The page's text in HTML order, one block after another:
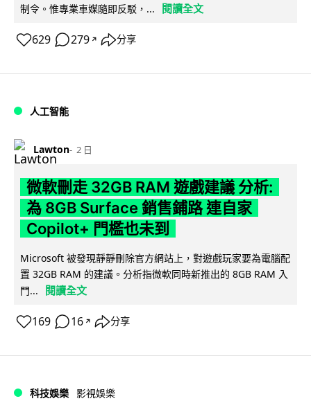
制令。惟專業車媒隨即反駁，...
閱讀全文
629 279 ↗ 分享
人工智能
Lawton 2 日
微軟刪走 32GB RAM 遊戲建議 分析:
為 8GB Surface 銷售鋪路 連自家
Copilot+ 門檻也未到
Microsoft 被發現靜靜刪除官方網站上，對遊戲玩家要為電腦配
置 32GB RAM 的建議。分析指微軟同時新推出的 8GB RAM 入
門...
閱讀全文
169 16 ↗ 分享
科技娛樂 影視娛樂